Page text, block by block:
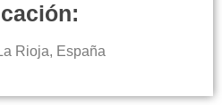
Rioja, España